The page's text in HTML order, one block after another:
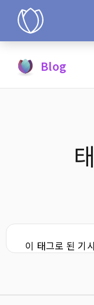
Blog
이 태그로 된 기